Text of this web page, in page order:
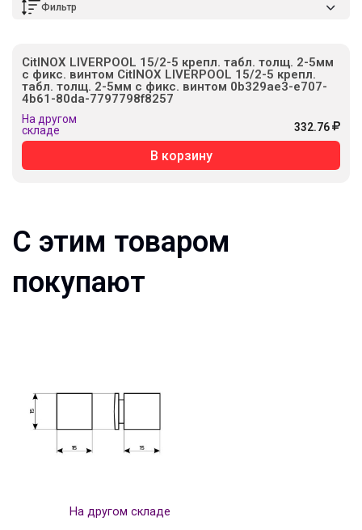
Фильтр
CitINOX LIVERPOOL 15/2-5 крепл. табл. толщ. 2-5мм
с фикс. винтом CitINOX LIVERPOOL 15/2-5 крепл.
табл. толщ. 2-5мм с фикс. винтом 0b329ae3-e707-
4b61-80da-7797798f8257
На другом
складе
332.76
В корзину
С этим товаром
покупают
На другом складе